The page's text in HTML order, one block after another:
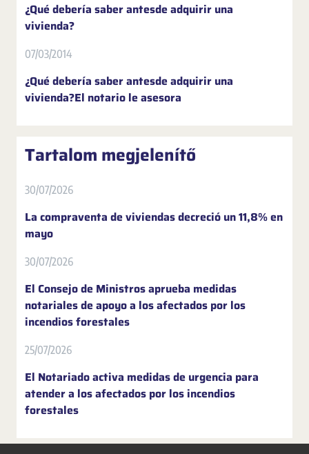
¿Qué debería saber antesde adquirir una
vivienda?
07/03/2014
¿Qué debería saber antesde adquirir una
vivienda?El notario le asesora
Tartalom megjelenítő
30/07/2026
La compraventa de viviendas decreció un 11,8% en
mayo
30/07/2026
El Consejo de Ministros aprueba medidas
notariales de apoyo a los afectados por los
incendios forestales
25/07/2026
El Notariado activa medidas de urgencia para
atender a los afectados por los incendios
forestales